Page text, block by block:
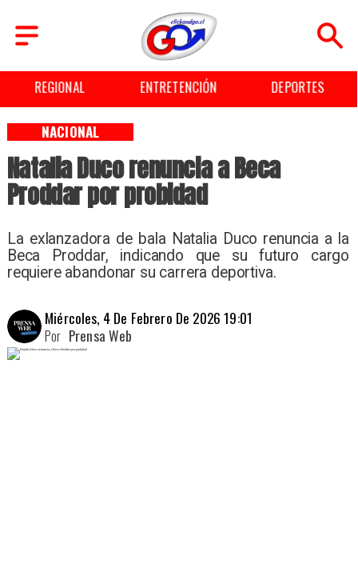
ENTRETENCIÓN DEPORTES CULTURA
Natalia Duco renuncia a Beca
Proddar por probidad
La exlanzadora de bala Natalia Duco renuncia a la
Beca Proddar, indicando que su futuro cargo
requiere abandonar su carrera deportiva.
NACIONAL
Miércoles, 4 De Febrero De 2026 19:01
Prensa Web
Por